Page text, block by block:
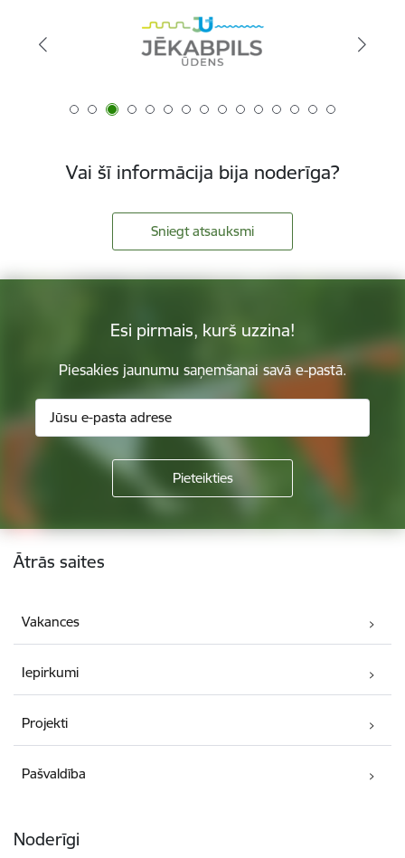
Vai šī informācija bija noderīga?
Sniegt atsauksmi
Esi pirmais, kurš uzzina!
Piesakies jaunumu saņemšanai savā e-pastā.
Kājene
Ātrās saites
Vakances
Iepirkumi
Projekti
Pašvaldība
Noderīgi